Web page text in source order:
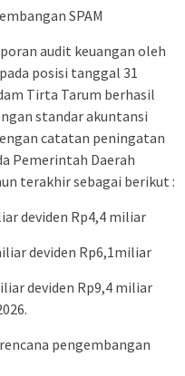
SPAM
audit keuangan oleh
posisi tanggal 31
Tirta Tarum berhasil
standar akuntansi
catatan peningatan
Pemerintah Daerah
terakhir sebagai berikut :
deviden Rp4,4 miliar
deviden Rp6,1miliar
deviden Rp9,4 miliar
pengembangan